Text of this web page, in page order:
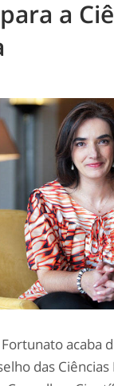
a
acaba
das Ciências